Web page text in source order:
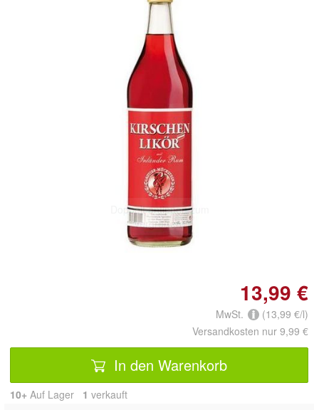
Doppelt antippen zum
vergrößern
13,99 €
MwSt.
(13,99 €/l)
Versandkosten nur 9,99 €
In den Warenkorb
10+ Auf Lager 1 verkauft